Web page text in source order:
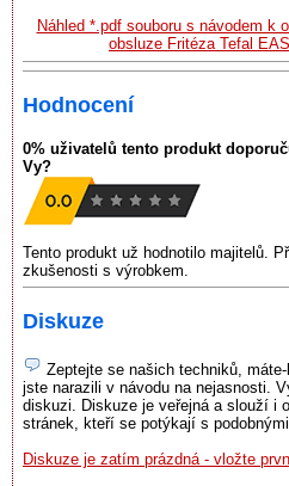
Náhled *.pdf souboru s návodem k
obsluze Fritéza Tefal
Hodnocení
0% uživatelů tento produkt
Vy?
Tento produkt už hodnotilo majitelů.
zkušenosti s výrobkem.
Diskuze
Zeptejte se našich techniků,
jste narazili v návodu na nejasnosti.
diskuzi. Diskuze je veřejná a slouží i
stránek, kteří se potýkají s
Diskuze je zatím prázdná - vložte